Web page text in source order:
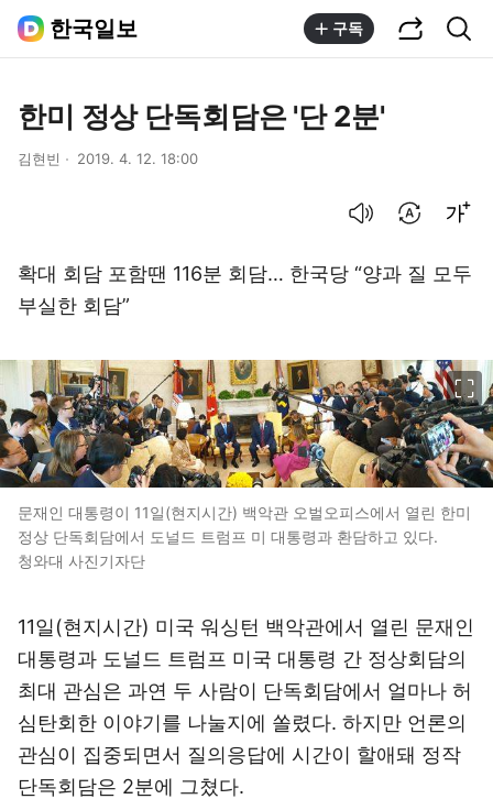
한국일보 구독
한미 정상 단독회담은 '단 2분'
김현빈 2019. 4. 12. 18:00
확대 회담 포함땐 116분 회담… 한국당 “양과 질 모두
부실한 회담”
문재인 대통령이 11일(현지시간) 백악관 오벌오피스에서 열린 한미
정상 단독회담에서 도널드 트럼프 미 대통령과 환담하고 있다.
청와대 사진기자단
11일(현지시간) 미국 워싱턴 백악관에서 열린 문재인
대통령과 도널드 트럼프 미국 대통령 간 정상회담의
최대 관심은 과연 두 사람이 단독회담에서 얼마나 허
심탄회한 이야기를 나눌지에 쏠렸다. 하지만 언론의
관심이 집중되면서 질의응답에 시간이 할애돼 정작
단독회담은 2분에 그쳤다.